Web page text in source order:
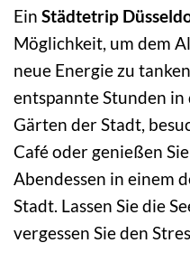
Ein Städtetrip
Möglichkeit, um dem
neue Energie zu
entspannte Stunden
Gärten der Stadt,
Café oder genießen
Abendessen in einem
Stadt. Lassen Sie die
vergessen Sie den